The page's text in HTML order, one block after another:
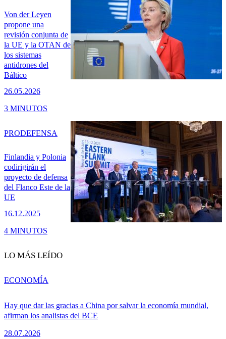
Von der Leyen
propone una
revisión conjunta de
la UE y la OTAN de
los sistemas
antidrones del
Báltico
26.05.2026
3 MINUTOS
Finlandia y Polonia
codirigirán el
proyecto de defensa
del Flanco Este de la
UE
16.12.2025
PRODEFENSA
4 MINUTOS
LO MÁS LEÍDO
Hay que dar las gracias a China por salvar la economía mundial,
afirman los analistas del BCE
28.07.2026
ECONOMÍA